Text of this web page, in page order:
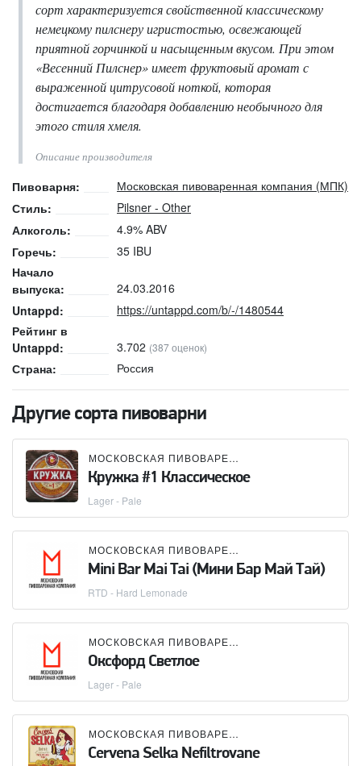
сорт характеризуется свойственной классическому
немецкому пилснеру игристостью, освежающей
приятной горчинкой и насыщенным вкусом. При этом
«Весенний Пилснер» имеет фруктовый аромат с
выраженной цитрусовой ноткой, которая
достигается благодаря добавлению необычного для
этого стиля хмеля.
Описание производителя
Пивоварня:
Московская пивоваренная компания (МПК)
Стиль:
Pilsner - Other
Алкоголь:
4.9% ABV
Горечь:
35 IBU
Начало
выпуска:
24.03.2016
Untappd:
https://untappd.com/b/-/1480544
Рейтинг в
Untappd:
3.702 (387 оценок)
Страна: Россия
Другие сорта пивоварни
МОСКОВСКАЯ ПИВОВАРЕННАЯ КОМПАНИЯ (МПК)
Кружка #1 Классическое
Lager - Pale
МОСКОВСКАЯ ПИВОВАРЕННАЯ КОМПАНИЯ (МПК)
Mini Bar Mai Tai (Мини Бар Май Тай)
RTD - Hard Lemonade
МОСКОВСКАЯ ПИВОВАРЕННАЯ КОМПАНИЯ (МПК)
Оксфорд Светлое
Lager - Pale
МОСКОВСКАЯ ПИВОВАРЕННАЯ КОМПАНИЯ (МПК)
Cervena Selka Nefiltrovane